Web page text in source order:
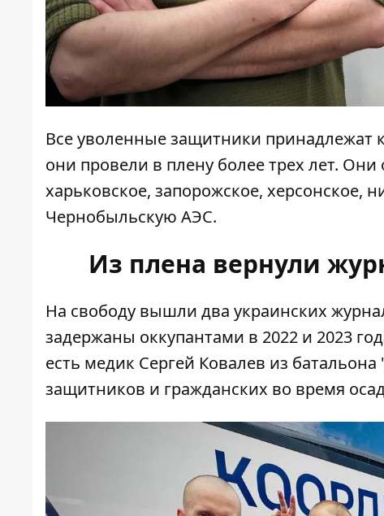
Все уволенные защитники принадлежат
они провели в плену более трех лет.
харьковское, запорожское, херсонское,
Чернобыльскую АЭС.
Из плена вернули
На свободу вышли два украинских
задержаны оккупантами в 2022 и 2023
есть медик Сергей Ковалев из
защитников и гражданских во время